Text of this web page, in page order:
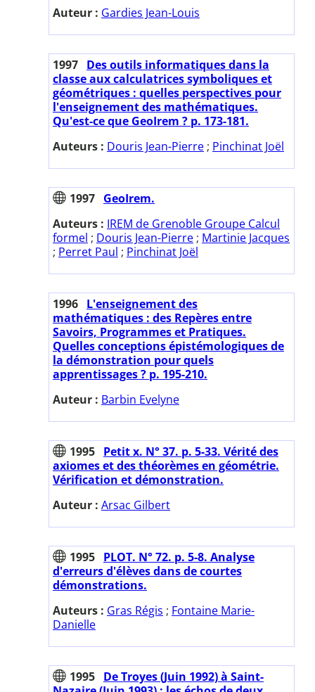
Auteur : Gardies Jean-Louis
1997 Des outils informatiques dans la
classe aux calculatrices symboliques et
géométriques : quelles perspectives pour
l'enseignement des mathématiques.
Qu'est-ce que GeoIrem ? p. 173-181.
Auteurs : Douris Jean-Pierre ; Pinchinat Joël
1997 GeoIrem.
Auteurs : IREM de Grenoble Groupe Calcul
formel ; Douris Jean-Pierre ; Martinie Jacques
; Perret Paul ; Pinchinat Joël
1996 L'enseignement des
mathématiques : des Repères entre
Savoirs, Programmes et Pratiques.
Quelles conceptions épistémologiques de
la démonstration pour quels
apprentissages ? p. 195-210.
Auteur : Barbin Evelyne
1995 Petit x. N° 37. p. 5-33. Vérité des
axiomes et des théorèmes en géométrie.
Vérification et démonstration.
Auteur : Arsac Gilbert
1995 PLOT. N° 72. p. 5-8. Analyse
d'erreurs d'élèves dans de courtes
démonstrations.
Auteurs : Gras Régis ; Fontaine Marie-
Danielle
1995 De Troyes (Juin 1992) à Saint-